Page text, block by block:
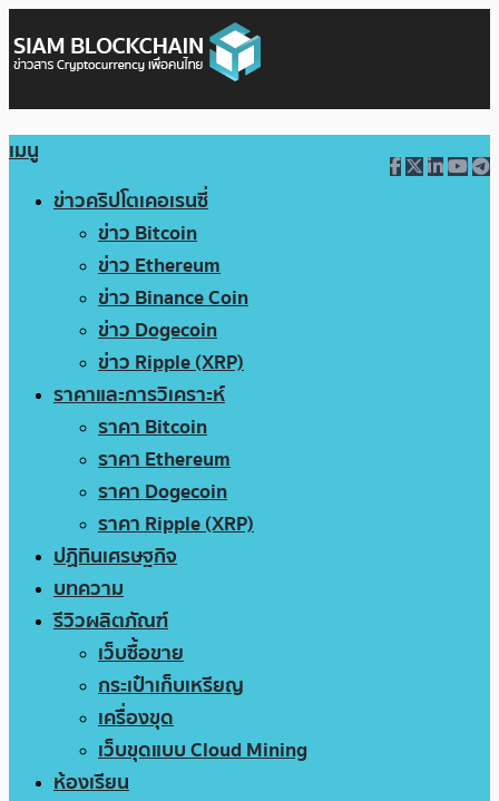
เมนู
ข่าวคริปโตเคอเรนซี่
ข่าว Bitcoin
ข่าว Ethereum
ข่าว Binance Coin
ข่าว Dogecoin
ข่าว Ripple (XRP)
ราคาและการวิเคราะห์
ราคา Bitcoin
ราคา Ethereum
ราคา Dogecoin
ราคา Ripple (XRP)
ปฏิทินเศรษฐกิจ
บทความ
รีวิวผลิตภัณฑ์
เว็บซื้อขาย
กระเป๋าเก็บเหรียญ
เครื่องขุด
เว็บขุดแบบ Cloud Mining
ห้องเรียน